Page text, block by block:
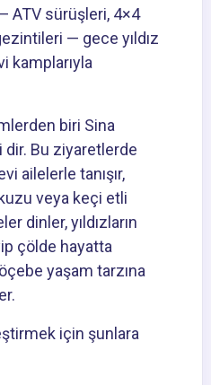
ATV sürüşleri, 4×4
— gece yıldız
kamplarıyla
biri Sina
dir. Bu ziyaretlerde
ailelerle tanışır,
veya keçi etli
dinler, yıldızların
çölde hayatta
yaşam tarzına
için şunlara